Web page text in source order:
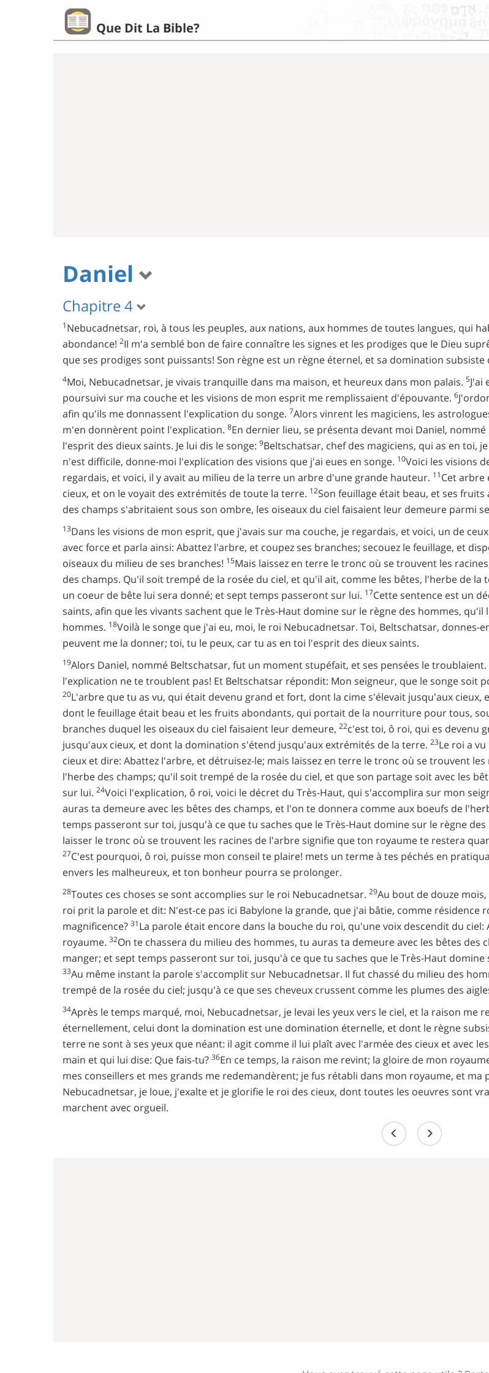
Que Dit La Bible?
Daniel
Chapitre 4
1Nebucadnetsar, roi, à tous les peuples, aux nations, aux hommes de toutes langues, qui
abondance! 2Il m'a semblé bon de faire connaître les signes et les prodiges que le Dieu
que ses prodiges sont puissants! Son règne est un règne éternel, et sa domination
4Moi, Nebucadnetsar, je vivais tranquille dans ma maison, et heureux dans mon palais. 5J'ai
poursuivi sur ma couche et les visions de mon esprit me remplissaient d'épouvante. 6
afin qu'ils me donnassent l'explication du songe. 7Alors vinrent les magiciens, les
m'en donnèrent point l'explication. 8En dernier lieu, se présenta devant moi Daniel,
l'esprit des dieux saints. Je lui dis le songe: 9Beltschatsar, chef des magiciens, qui as en toi,
n'est difficile, donne-moi l'explication des visions que j'ai eues en songe. 10Voici les visions
regardais, et voici, il y avait au milieu de la terre un arbre d'une grande hauteur. 11Cet arbre
cieux, et on le voyait des extrémités de toute la terre. 12Son feuillage était beau, et ses
des champs s'abritaient sous son ombre, les oiseaux du ciel faisaient leur demeure parmi
13Dans les visions de mon esprit, que j'avais sur ma couche, je regardais, et voici, un de
avec force et parla ainsi: Abattez l'arbre, et coupez ses branches; secouez le feuillage, et
oiseaux du milieu de ses branches! 15Mais laissez en terre le tronc où se trouvent les
des champs. Qu'il soit trempé de la rosée du ciel, et qu'il ait, comme les bêtes, l'herbe de la
un coeur de bête lui sera donné; et sept temps passeront sur lui. 17Cette sentence est un
saints, afin que les vivants sachent que le Très-Haut domine sur le règne des hommes,
hommes. 18Voilà le songe que j'ai eu, moi, le roi Nebucadnetsar. Toi, Beltschatsar,
peuvent me la donner; toi, tu le peux, car tu as en toi l'esprit des dieux saints.
19Alors Daniel, nommé Beltschatsar, fut un moment stupéfait, et ses pensées le
l'explication ne te troublent pas! Et Beltschatsar répondit: Mon seigneur, que le songe soit
20L'arbre que tu as vu, qui était devenu grand et fort, dont la cime s'élevait jusqu'aux
dont le feuillage était beau et les fruits abondants, qui portait de la nourriture pour tous,
branches duquel les oiseaux du ciel faisaient leur demeure, 22c'est toi, ô roi, qui es devenu
jusqu'aux cieux, et dont la domination s'étend jusqu'aux extrémités de la terre. 23Le roi a
cieux et dire: Abattez l'arbre, et détruisez-le; mais laissez en terre le tronc où se trouvent
l'herbe des champs; qu'il soit trempé de la rosée du ciel, et que son partage soit avec les
sur lui. 24Voici l'explication, ô roi, voici le décret du Très-Haut, qui s'accomplira sur mon
auras ta demeure avec les bêtes des champs, et l'on te donnera comme aux boeufs de
temps passeront sur toi, jusqu'à ce que tu saches que le Très-Haut domine sur le règne
laisser le tronc où se trouvent les racines de l'arbre signifie que ton royaume te restera
27C'est pourquoi, ô roi, puisse mon conseil te plaire! mets un terme à tes péchés en
envers les malheureux, et ton bonheur pourra se prolonger.
28Toutes ces choses se sont accomplies sur le roi Nebucadnetsar. 29Au bout de douze
roi prit la parole et dit: N'est-ce pas ici Babylone la grande, que j'ai bâtie, comme résidence
magnificence? 31La parole était encore dans la bouche du roi, qu'une voix descendit du
royaume. 32On te chassera du milieu des hommes, tu auras ta demeure avec les bêtes
manger; et sept temps passeront sur toi, jusqu'à ce que tu saches que le Très-Haut
33Au même instant la parole s'accomplit sur Nebucadnetsar. Il fut chassé du milieu des
trempé de la rosée du ciel; jusqu'à ce que ses cheveux crussent comme les plumes des
34Après le temps marqué, moi, Nebucadnetsar, je levai les yeux vers le ciel, et la raison me
éternellement, celui dont la domination est une domination éternelle, et dont le règne
terre ne sont à ses yeux que néant: il agit comme il lui plaît avec l'armée des cieux et avec
main et qui lui dise: Que fais-tu? 36En ce temps, la raison me revint; la gloire de mon
mes conseillers et mes grands me redemandèrent; je fus rétabli dans mon royaume, et ma
Nebucadnetsar, je loue, j'exalte et je glorifie le roi des cieux, dont toutes les oeuvres sont
marchent avec orgueil.